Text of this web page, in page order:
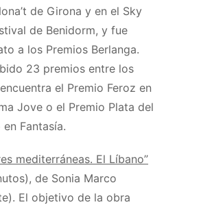
de Girona y en el Sky
de Benidorm, y fue
a los Premios Berlanga.
23 premios entre los
el Premio Feroz en
Jove o el Premio Plata del
en Fantasía.
mediterráneas. El Líbano”
de Sonia Marco
El objetivo de la obra